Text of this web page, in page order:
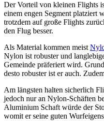
Der Vorteil von kleinen Flights
einem engen Segment platziert
trotzdem auf große Flights
den Flug besser.
Als Material kommen meist
Nylon ist robuster und
Gemeinde präferiert wird.
desto robuster ist er auch.
Am längsten halten sicherlich
jedoch nur an Nylon-Schäften
Aluminium Schaft würde der
womit er seine guten